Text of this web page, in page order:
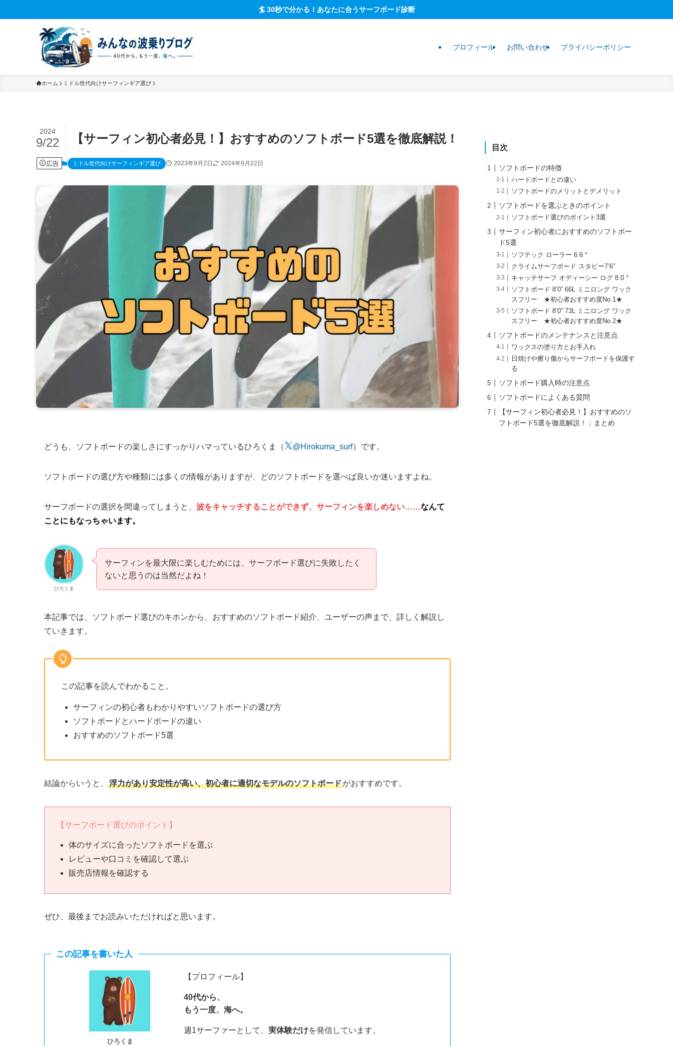
🏄 30秒で分かる！あなたに合うサーフボード診断
プロフィール お問い合わせ プライバシーポリシー
ホーム ミドル世代向けサーフィンギア選び
【サーフィン初心者必見！】おすすめのソフトボード5選を徹底解説！
2024
9/22
広告 ミドル世代向けサーフィンギア選び 2023年9月2日 2024年9月22日
どうも、ソフトボードの楽しさにすっかりハマっているひろくま（ @Hirokuma_surf）です。
ソフトボードの選び方や種類には多くの情報がありますが、どのソフトボードを選べば良いか迷いますよね。
サーフボードの選択を間違ってしまうと、 波をキャッチすることができず、サーフィンを楽しめない……なんて
ことにもなっちゃいます。
ひろくま
サーフィンを最大限に楽しむためには、サーフボード選びに失敗したく
ないと思うのは当然だよね！
本記事では、ソフトボード選びのキホンから、おすすめのソフトボード紹介、ユーザーの声まで、詳しく解説し
ていきます。
この記事を読んでわかること。
サーフィンの初心者もわかりやすいソフトボードの選び方
ソフトボードとハードボードの違い
おすすめのソフトボード5選
結論からいうと、 浮力があり安定性が高い、初心者に適切なモデルのソフトボードがおすすめです。
【サーフボード選びのポイント】
体のサイズに合ったソフトボードを選ぶ
レビューや口コミを確認して選ぶ
販売店情報を確認する
ぜひ、最後までお読みいただければと思います。
この記事を書いた人
ひろくま
【プロフィール】
40代から、
もう一度、海へ。
週1サーファーとして、 実体験だけを発信しています。
目次
ソフトボードの特徴
ハードボードとの違い
ソフトボードのメリットとデメリット
ソフトボードを選ぶときのポイント
ソフトボード選びのポイント3選
サーフィン初心者におすすめのソフトボー
ド5選
ソフテック ローラー 6.6＂
クライムサーフボード スタビー7’6″
キャッチサーフ オディーシー ログ 8.0＂
ソフトボード 8’0” 66L ミニロング ワック
スフリー ★初心者おすすめ度No.1★
ソフトボード 8’0” 73L ミニロング ワック
スフリー ★初心者おすすめ度No.2★
ソフトボードのメンテナンスと注意点
ワックスの塗り方とお手入れ
日焼けや擦り傷からサーフボードを保護す
る
ソフトボード購入時の注意点
ソフトボードによくある質問
【サーフィン初心者必見！】おすすめのソ
フトボード5選を徹底解説！：まとめ